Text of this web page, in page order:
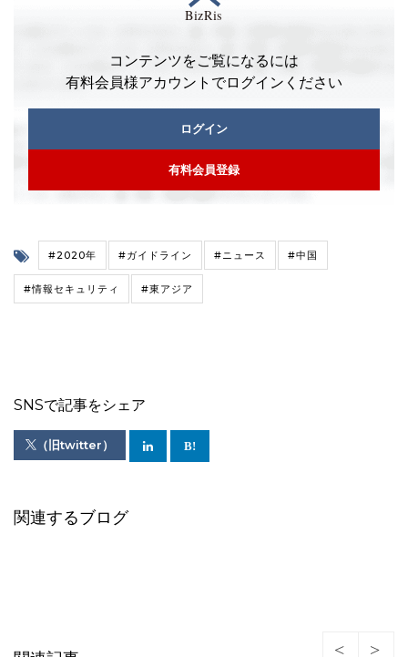
コンテンツをご覧になるには
有料会員様アカウントでログインください
ログイン
有料会員登録
#2020年 #ガイドライン #ニュース #中国
#情報セキュリティ #東アジア
SNSで記事をシェア
（旧twitter）
関連するブログ